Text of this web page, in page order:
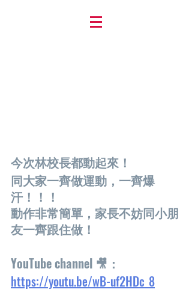
今次林校長都動起來！
同大家一齊做運動，一齊爆
汗！！！
動作非常簡單，家長不妨同小朋
友一齊跟住做！
YouTube channel 🎥：
https://youtu.be/wB-uf2HDc_8